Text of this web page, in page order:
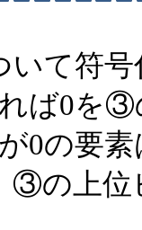
いて符
ば0を③
0の要
③の上位